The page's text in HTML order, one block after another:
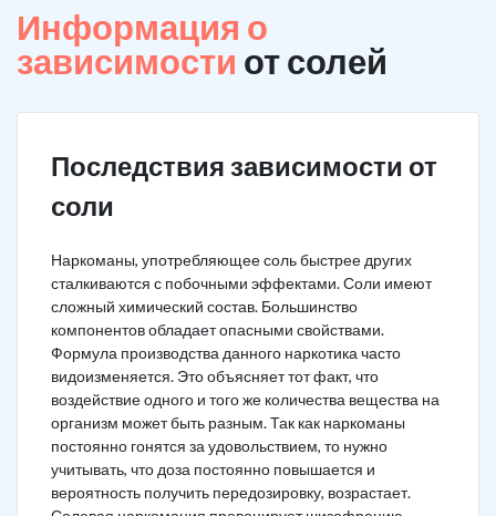
Информация о
зависимости от солей
Последствия зависимости от
соли
Наркоманы, употребляющее соль быстрее других
сталкиваются с побочными эффектами. Соли имеют
сложный химический состав. Большинство
компонентов обладает опасными свойствами.
Формула производства данного наркотика часто
видоизменяется. Это объясняет тот факт, что
воздействие одного и того же количества вещества на
организм может быть разным. Так как наркоманы
постоянно гонятся за удовольствием, то нужно
учитывать, что доза постоянно повышается и
вероятность получить передозировку, возрастает.